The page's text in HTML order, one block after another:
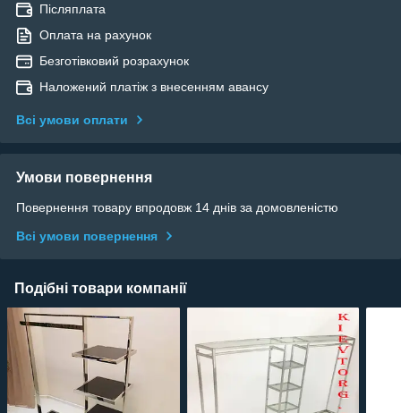
Післяплата
Оплата на рахунок
Безготівковий розрахунок
Наложений платіж з внесенням авансу
Всі умови оплати
Умови повернення
Повернення товару впродовж 14 днів за домовленістю
Всі умови повернення
Подібні товари компанії